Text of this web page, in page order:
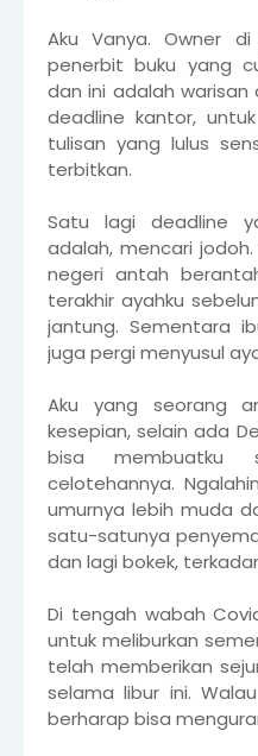
Aku Vanya. Owner
penerbit buku yang
dan ini adalah warisan
deadline kantor,
tulisan yang lulus
terbitkan.
Satu lagi deadline
adalah, mencari
negeri antah
terakhir ayahku
jantung. Sementara
juga pergi menyusul
Aku yang seorang
kesepian, selain ada
bisa membuatku
celotehannya.
umurnya lebih muda
satu-satunya
dan lagi bokek,
Di tengah wabah
untuk meliburkan
telah memberikan
selama libur ini.
berharap bisa